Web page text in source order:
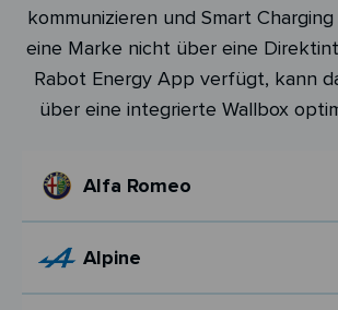
kommunizieren und Smart
eine Marke nicht über eine
Rabot Energy App verfügt, kann
über eine integrierte Wallbox
Alfa Romeo
Alpine